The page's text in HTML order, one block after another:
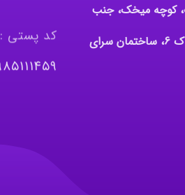
کوچه میخک، جنب
مجتمع آموزشی قلم، پلاک 6، ساختمان سرای
کد پستی :